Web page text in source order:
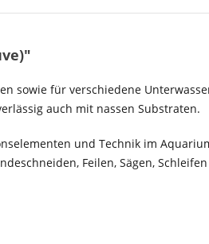
sowie für verschiedene
auch mit nassen Substraten.
und Technik im
Feilen, Sägen,